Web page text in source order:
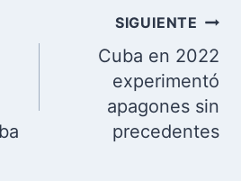
SIGUIENTE
Cuba en 2022
experimentó
apagones sin
precedentes